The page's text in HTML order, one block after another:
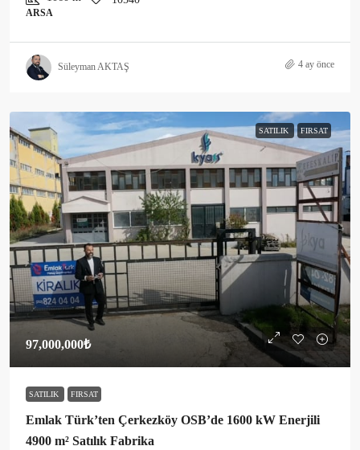
ARSA
Süleyman AKTAŞ 4 ay önce
SATILIK FIRSAT
97,000,000₺
SATILIK FIRSAT
Emlak Türk’ten Çerkezköy OSB’de 1600 kW Enerjili
4900 m² Satılık Fabrika